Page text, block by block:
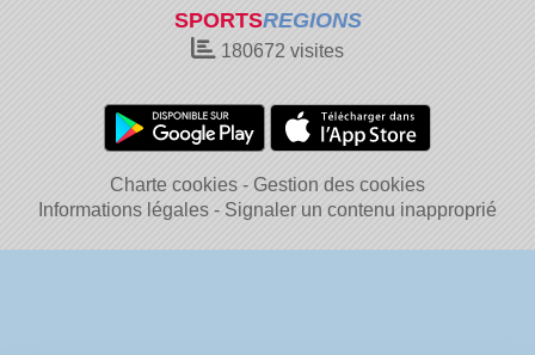
SPORTSREGIONS
180672 visites
Charte cookies
Gestion des cookies
Informations légales
Signaler un contenu inapproprié